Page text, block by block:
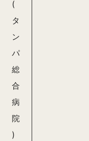
(
タ
ン
パ
総
合
病
院
)